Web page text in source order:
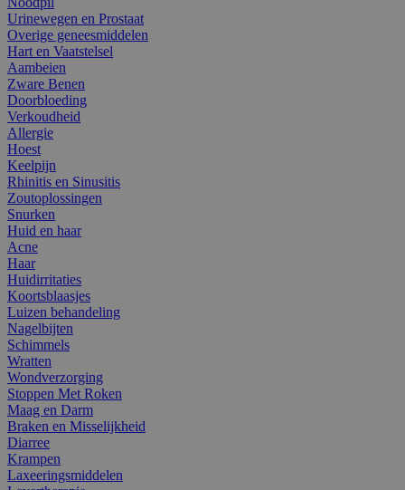
Urinewegen en Prostaat
Overige geneesmiddelen
Hart en Vaatstelsel
Aambeien
Zware Benen
Doorbloeding
Verkoudheid
Allergie
Hoest
Keelpijn
Rhinitis en Sinusitis
Zoutoplossingen
Snurken
Huid en haar
Acne
Haar
Huidirritaties
Koortsblaasjes
Luizen behandeling
Nagelbijten
Schimmels
Wratten
Wondverzorging
Stoppen Met Roken
Maag en Darm
Braken en Misselijkheid
Diarree
Krampen
Laxeeringsmiddelen